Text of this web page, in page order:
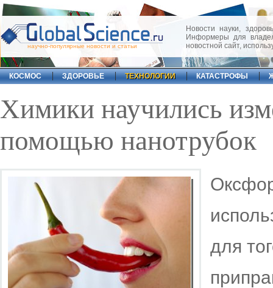
научно-популярные новости и статьи
Новости науки,
Информеры для
новостной сайт,
КОСМОС ЗДОРОВЬЕ ТЕХНОЛОГИИ КАТАСТРОФЫ
Химики научились
помощью нанотрубок
для